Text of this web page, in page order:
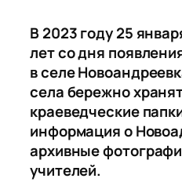
В 2023 году 25
лет со дня
в селе
села бережно
краеведческие
информация о
архивные
учителей.